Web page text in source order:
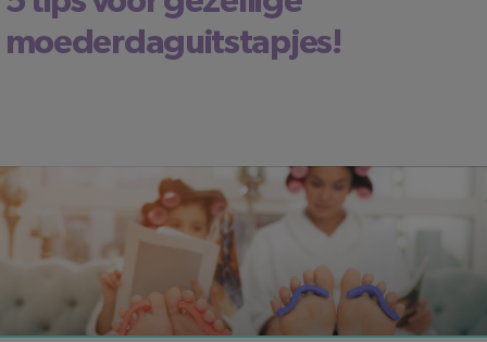
moederdaguitstapjes!
We raden je aan ActievandeDag ,Thermae 2000
VakantieVeilingen.nl
te bekijken